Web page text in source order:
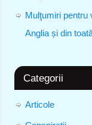
Mulţumiri pentru
Anglia și din
Categorii
Articole